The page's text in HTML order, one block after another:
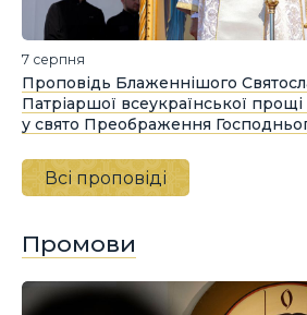
7 серпня
Проповідь Блаженнішого
Патріаршої всеукраїнської прощі
у свято Преображення
Всі проповіді
Промови